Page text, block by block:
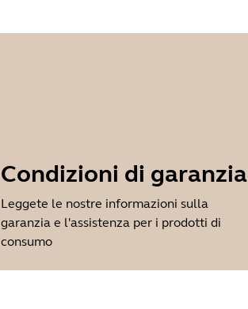
Condizioni di garanzia
Leggete le nostre informazioni sulla
garanzia e l'assistenza per i prodotti di
consumo